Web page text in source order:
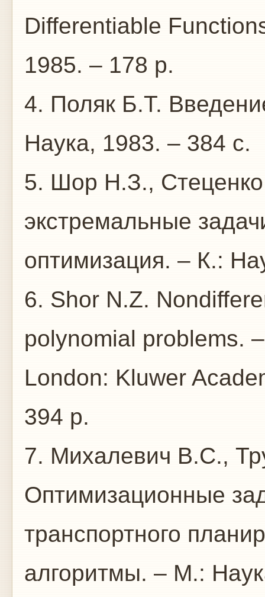
Differentiable
1985. – 178 p.
4. Поляк Б.Т.
Наука, 1983. – 384 с.
5. Шор Н.З.,
экстремальные
оптимизация. – К.:
6. Shor N.Z.
polynomial problems.
London: Kluwer
394 p.
7. Михалевич В.С.,
Оптимизационные
транспортного
алгоритмы. – М.: